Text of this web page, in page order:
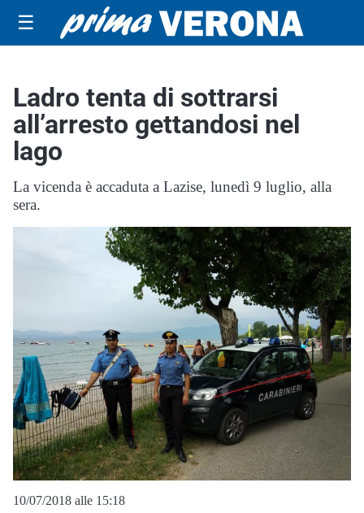
☰
Ladro tenta di sottrarsi
all’arresto gettandosi nel
lago
La vicenda è accaduta a Lazise, lunedì 9 luglio, alla
sera.
10/07/2018 alle 15:18